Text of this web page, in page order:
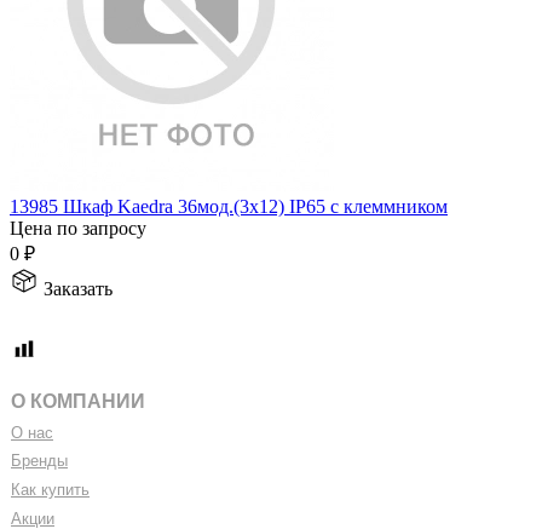
13985 Шкаф Kaedra 36мод.(3х12) IP65 c клеммником
Цена по запросу
0 ₽
Заказать
О КОМПАНИИ
О нас
Бренды
Как купить
Акции